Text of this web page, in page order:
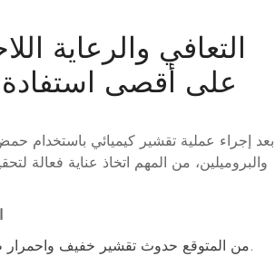
التعافي والرعاية
على أقصى
بعد إجراء عملية تقشير كيميائي باستخدام
والبروميلين، من المهم اتخاذ عناية فعالة
من المتوقع حدوث تقشير خفيف واحمرار طفيف خلال بضعة أيام.